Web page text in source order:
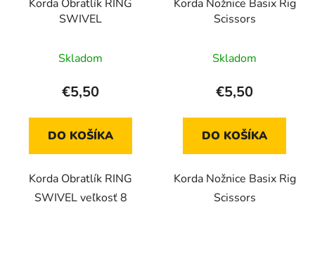
Korda Obratlík RING
SWIVEL
Skladom
€5,50
DO KOŠÍKA
Korda Obratlík RING
SWIVEL veľkosť 8
Korda Nožnice Basix Rig
Scissors
Skladom
€5,50
DO KOŠÍKA
Korda Nožnice Basix Rig
Scissors